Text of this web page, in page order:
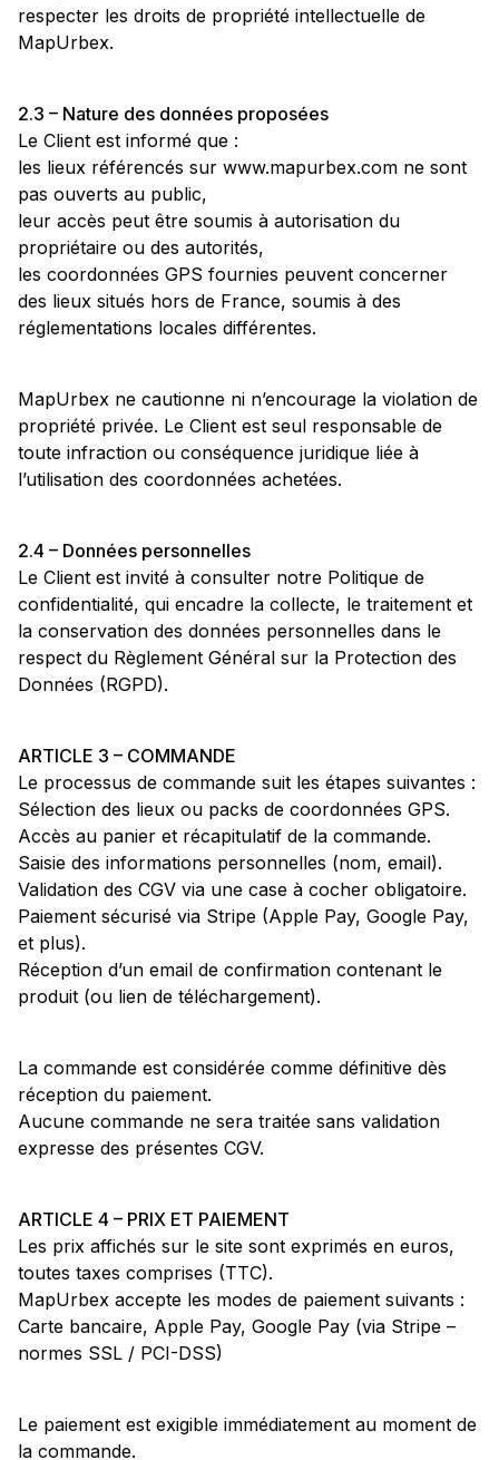
respecter les droits de propriété intellectuelle de
MapUrbex.
2.3 – Nature des données proposées
Le Client est informé que :
les lieux référencés sur www.mapurbex.com ne sont
pas ouverts au public,
leur accès peut être soumis à autorisation du
propriétaire ou des autorités,
les coordonnées GPS fournies peuvent concerner
des lieux situés hors de France, soumis à des
réglementations locales différentes.
MapUrbex ne cautionne ni n’encourage la violation de
propriété privée. Le Client est seul responsable de
toute infraction ou conséquence juridique liée à
l’utilisation des coordonnées achetées.
2.4 – Données personnelles
Le Client est invité à consulter notre Politique de
confidentialité, qui encadre la collecte, le traitement et
la conservation des données personnelles dans le
respect du Règlement Général sur la Protection des
Données (RGPD).
ARTICLE 3 – COMMANDE
Le processus de commande suit les étapes suivantes :
Sélection des lieux ou packs de coordonnées GPS.
Accès au panier et récapitulatif de la commande.
Saisie des informations personnelles (nom, email).
Validation des CGV via une case à cocher obligatoire.
Paiement sécurisé via Stripe (Apple Pay, Google Pay,
et plus).
Réception d’un email de confirmation contenant le
produit (ou lien de téléchargement).
La commande est considérée comme définitive dès
réception du paiement.
Aucune commande ne sera traitée sans validation
expresse des présentes CGV.
ARTICLE 4 – PRIX ET PAIEMENT
Les prix affichés sur le site sont exprimés en euros,
toutes taxes comprises (TTC).
MapUrbex accepte les modes de paiement suivants :
Carte bancaire, Apple Pay, Google Pay (via Stripe –
normes SSL / PCI-DSS)
Le paiement est exigible immédiatement au moment de
la commande.